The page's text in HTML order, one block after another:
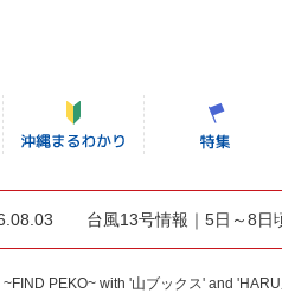
台風13号情報｜5日～8日
~FIND PEKO~ with '山ブックス' and 'HARU